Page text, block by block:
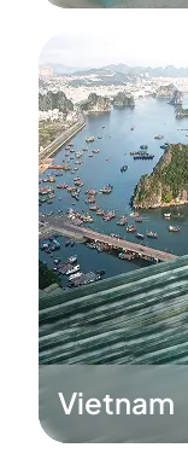
Vietnam